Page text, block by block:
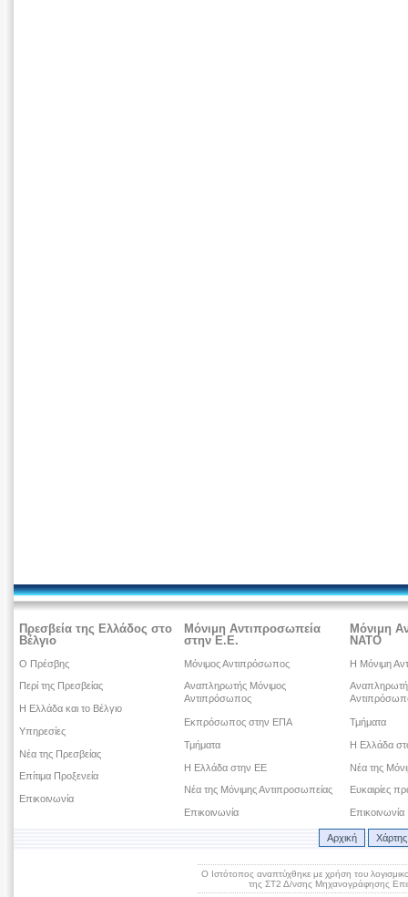
Πρεσβεία της Ελλάδος στο
Βέλγιο
Ο Πρέσβης
Περί της Πρεσβείας
Η Ελλάδα και το Βέλγιο
Υπηρεσίες
Νέα της Πρεσβείας
Επίτιμα Προξενεία
Επικοινωνία
Μόνιμη Αντιπροσωπεία
στην Ε.Ε.
Μόνιμος Αντιπρόσωπος
Αναπληρωτής Μόνιμος
Αντιπρόσωπος
Εκπρόσωπος στην ΕΠΑ
Τμήματα
Η Ελλάδα στην ΕΕ
Νέα της Μόνιμης Αντιπροσωπείας
Επικοινωνία
Μόνιμη
ΝΑΤΟ
Η Μόνιμη
Τμήματα
Η Ελλάδα
Νέα της
Ευκαιρίες
Επικοινωνία
Αρχική
Ο Ιστότοπος αναπτύχθηκε με χρήση του
της ΣΤ2 Δ/νσης Μηχανογράφησης